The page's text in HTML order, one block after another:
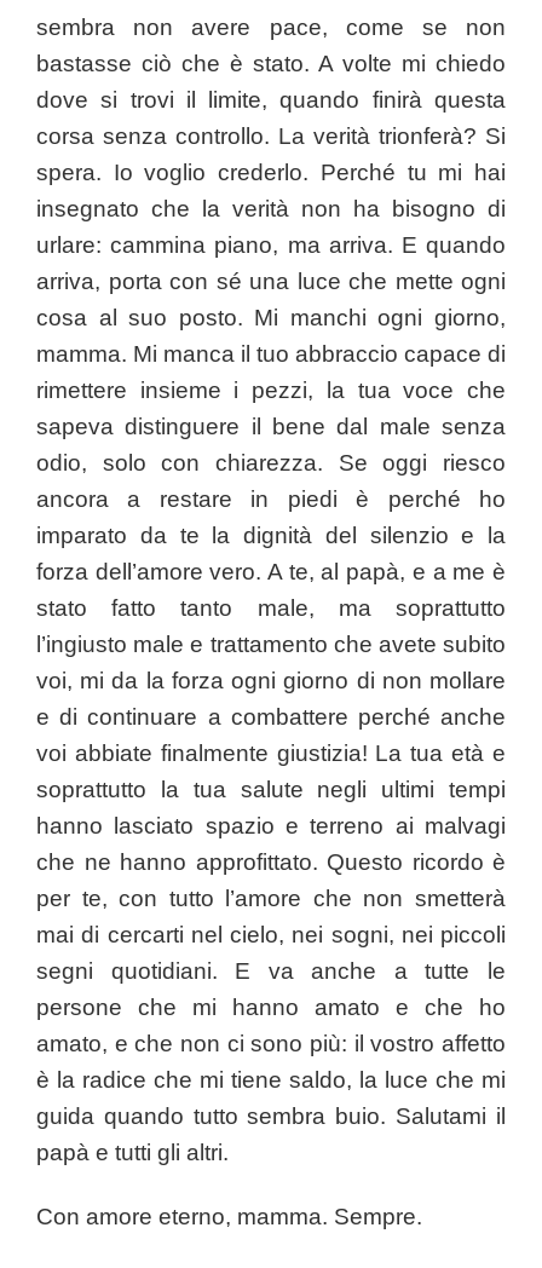
sembra non avere pace, come se non
bastasse ciò che è stato. A volte mi chiedo
dove si trovi il limite, quando finirà questa
corsa senza controllo. La verità trionferà? Si
spera. Io voglio crederlo. Perché tu mi hai
insegnato che la verità non ha bisogno di
urlare: cammina piano, ma arriva. E quando
arriva, porta con sé una luce che mette ogni
cosa al suo posto. Mi manchi ogni giorno,
mamma. Mi manca il tuo abbraccio capace di
rimettere insieme i pezzi, la tua voce che
sapeva distinguere il bene dal male senza
odio, solo con chiarezza. Se oggi riesco
ancora a restare in piedi è perché ho
imparato da te la dignità del silenzio e la
forza dell’amore vero. A te, al papà, e a me è
stato fatto tanto male, ma soprattutto
l’ingiusto male e trattamento che avete subito
voi, mi da la forza ogni giorno di non mollare
e di continuare a combattere perché anche
voi abbiate finalmente giustizia! La tua età e
soprattutto la tua salute negli ultimi tempi
hanno lasciato spazio e terreno ai malvagi
che ne hanno approfittato. Questo ricordo è
per te, con tutto l’amore che non smetterà
mai di cercarti nel cielo, nei sogni, nei piccoli
segni quotidiani. E va anche a tutte le
persone che mi hanno amato e che ho
amato, e che non ci sono più: il vostro affetto
è la radice che mi tiene saldo, la luce che mi
guida quando tutto sembra buio. Salutami il
papà e tutti gli altri.
Con amore eterno, mamma. Sempre.